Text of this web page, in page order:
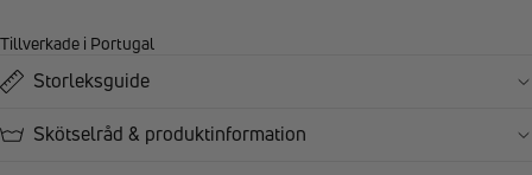
Tillverkade i Portugal
Storleksguide
Skötselråd & produktinformation